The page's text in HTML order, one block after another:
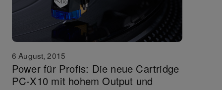
6 August, 2015
Power für Profis: Die neue Cartridge
PC-X10 mit hohem Output und